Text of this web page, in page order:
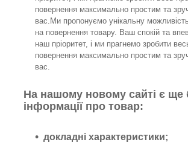
повернення максимально простим та
вас.Ми пропонуємо унікальну
на повернення товару. Ваш спокій та
наш пріоритет, і ми прагнемо зробити
повернення максимально простим та
вас.
На нашому новому сайті є ще
інформації про товар:
докладні характеристики;